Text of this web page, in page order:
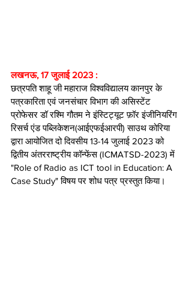
लखनऊ, 17 जुलाई 2023 :
छत्रपति शाहू जी महाराज विश्वविद्यालय कानपुर के
पत्रकारिता एवं जनसंचार विभाग की असिस्टेंट
प्रोफेसर डॉ रश्मि गौतम ने इंस्टिट्यूट फ़ॉर इंजीनियरिंग
रिसर्च एंड पब्लिकेशन(आईएफईआरपी) साउथ कोरिया
द्वारा आयोजित दो दिवसीय 13-14 जुलाई 2023 को
द्वितीय अंतरराष्ट्रीय कॉन्फेंस (ICMATSD-2023) में
"Role of Radio as ICT tool in Education: A
Case Study" विषय पर शोध पत्र प्रस्तुत किया।